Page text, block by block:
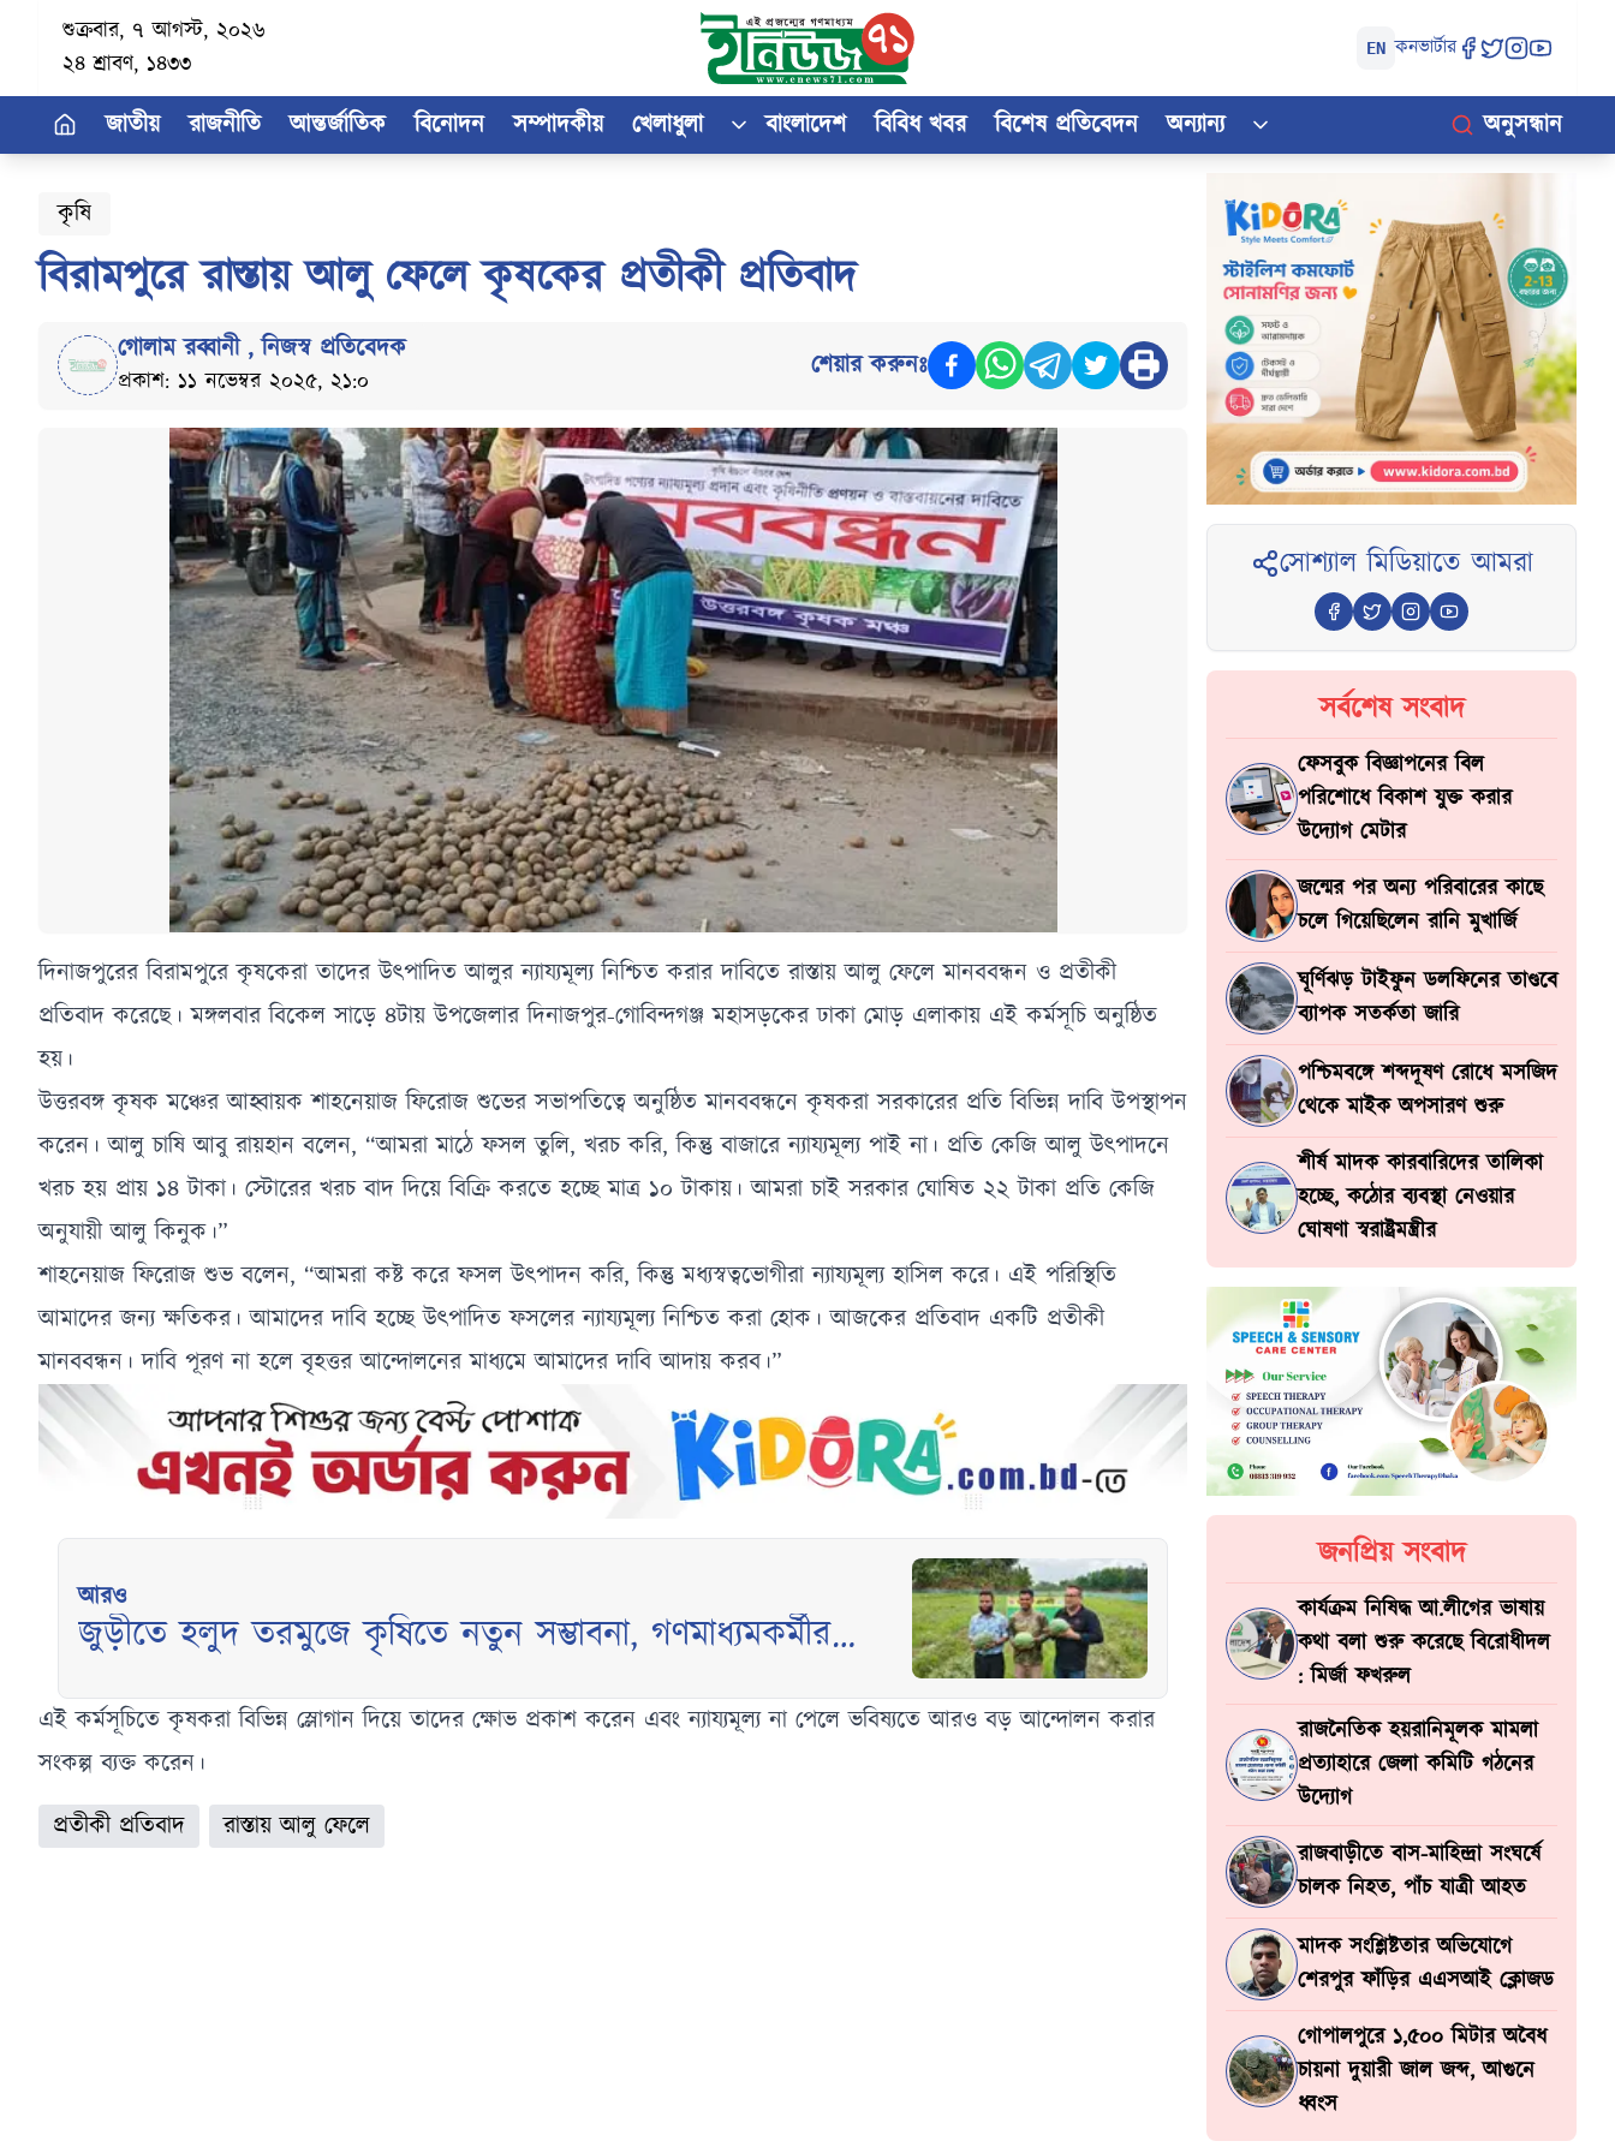
শুক্রবার, ৭ আগস্ট, ২০২৬
২৪ শ্রাবণ, ১৪৩৩
EN কনভার্টার
জাতীয় রাজনীতি আন্তর্জাতিক বিনোদন সম্পাদকীয় খেলাধুলা বাংলাদেশ বিবিধ খবর বিশেষ প্রতিবেদন অন্যান্য অনুসন্ধান
কৃষি
বিরামপুরে রাস্তায় আলু ফেলে কৃষকের প্রতীকী প্রতিবাদ
গোলাম রব্বানী ,নিজস্ব প্রতিবেদক
প্রকাশ: ১১ নভেম্বর ২০২৫, ২১:০ শেয়ার করুনঃ
দিনাজপুরের বিরামপুরে কৃষকেরা তাদের উৎপাদিত আলুর ন্যায্যমূল্য নিশ্চিত করার দাবিতে রাস্তায় আলু ফেলে মানববন্ধন ও প্রতীকী
প্রতিবাদ করেছে। মঙ্গলবার বিকেল সাড়ে ৪টায় উপজেলার দিনাজপুর-গোবিন্দগঞ্জ মহাসড়কের ঢাকা মোড় এলাকায় এই কর্মসূচি অনুষ্ঠিত
হয়।
উত্তরবঙ্গ কৃষক মঞ্চের আহ্বায়ক শাহনেয়াজ ফিরোজ শুভের সভাপতিত্বে অনুষ্ঠিত মানববন্ধনে কৃষকরা সরকারের প্রতি বিভিন্ন দাবি উপস্থাপন
করেন। আলু চাষি আবু রায়হান বলেন, “আমরা মাঠে ফসল তুলি, খরচ করি, কিন্তু বাজারে ন্যায্যমূল্য পাই না। প্রতি কেজি আলু উৎপাদনে
খরচ হয় প্রায় ১৪ টাকা। স্টোরের খরচ বাদ দিয়ে বিক্রি করতে হচ্ছে মাত্র ১০ টাকায়। আমরা চাই সরকার ঘোষিত ২২ টাকা প্রতি কেজি
অনুযায়ী আলু কিনুক।”
শাহনেয়াজ ফিরোজ শুভ বলেন, “আমরা কষ্ট করে ফসল উৎপাদন করি, কিন্তু মধ্যস্বত্বভোগীরা ন্যায্যমূল্য হাসিল করে। এই পরিস্থিতি
আমাদের জন্য ক্ষতিকর। আমাদের দাবি হচ্ছে উৎপাদিত ফসলের ন্যায্যমূল্য নিশ্চিত করা হোক। আজকের প্রতিবাদ একটি প্রতীকী
মানববন্ধন। দাবি পূরণ না হলে বৃহত্তর আন্দোলনের মাধ্যমে আমাদের দাবি আদায় করব।”
আরও
জুড়ীতে হলুদ তরমুজে কৃষিতে নতুন সম্ভাবনা, গণমাধ্যমকর্মীর
এই কর্মসূচিতে কৃষকরা বিভিন্ন স্লোগান দিয়ে তাদের ক্ষোভ প্রকাশ করেন এবং ন্যায্যমূল্য না পেলে ভবিষ্যতে আরও বড় আন্দোলন করার
সংকল্প ব্যক্ত করেন।
প্রতীকী প্রতিবাদ
রাস্তায় আলু ফেলে
সোশ্যাল মিডিয়াতে আমরা
সর্বশেষ সংবাদ
ফেসবুক বিজ্ঞাপনের বিল
পরিশোধে বিকাশ যুক্ত করার
উদ্যোগ মেটার
জন্মের পর অন্য পরিবারের কাছে
চলে গিয়েছিলেন রানি মুখার্জি
ঘূর্ণিঝড় টাইফুন ডলফিনের তাণ্ডবে
ব্যাপক সতর্কতা জারি
পশ্চিমবঙ্গে শব্দদূষণ রোধে মসজিদ
থেকে মাইক অপসারণ শুরু
শীর্ষ মাদক কারবারিদের তালিকা
হচ্ছে, কঠোর ব্যবস্থা নেওয়ার
ঘোষণা স্বরাষ্ট্রমন্ত্রীর
জনপ্রিয় সংবাদ
কার্যক্রম নিষিদ্ধ আ.লীগের ভাষায়
কথা বলা শুরু করেছে বিরোধীদল
: মির্জা ফখরুল
রাজনৈতিক হয়রানিমূলক মামলা
প্রত্যাহারে জেলা কমিটি গঠনের
উদ্যোগ
রাজবাড়ীতে বাস-মাহিন্দ্রা সংঘর্ষে
চালক নিহত, পাঁচ যাত্রী আহত
মাদক সংশ্লিষ্টতার অভিযোগে
শেরপুর ফাঁড়ির এএসআই ক্লোজড
গোপালপুরে ১,৫০০ মিটার অবৈধ
চায়না দুয়ারী জাল জব্দ, আগুনে
ধ্বংস